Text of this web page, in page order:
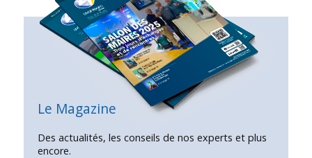
Le Magazine
Des actualités, les conseils de nos experts et plus
encore.